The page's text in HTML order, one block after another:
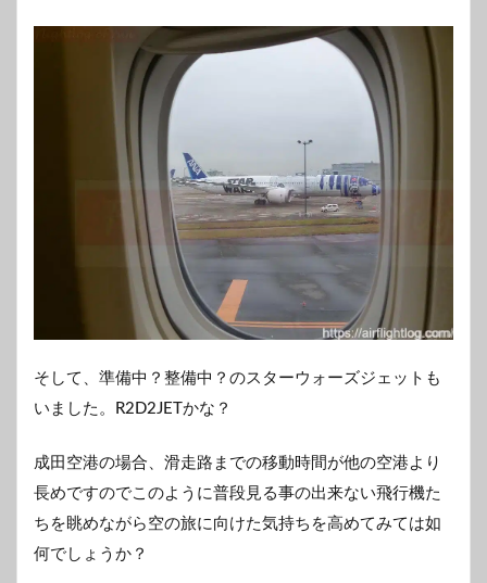
そして、準備中？整備中？のスターウォーズジェットも
いました。R2D2JETかな？
成田空港の場合、滑走路までの移動時間が他の空港より
長めですのでこのように普段見る事の出来ない飛行機た
ちを眺めながら空の旅に向けた気持ちを高めてみては如
何でしょうか？